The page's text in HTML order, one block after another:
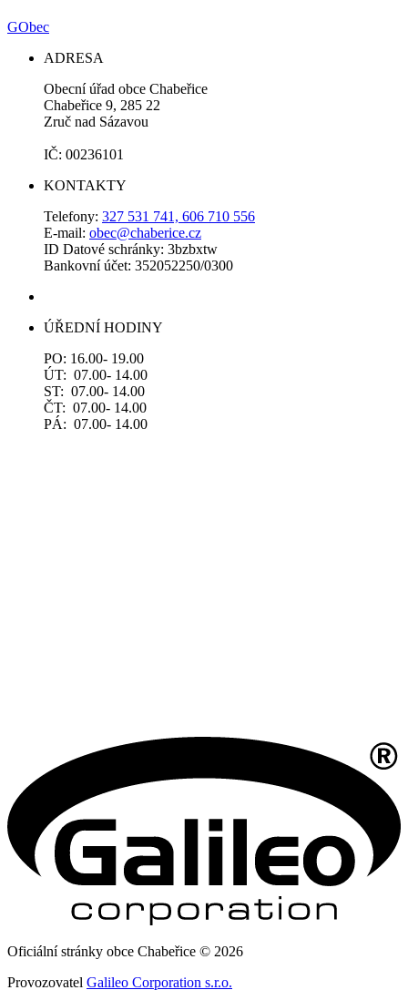
GObec
ADRESA
Obecní úřad obce Chabeřice
Chabeřice 9, 285 22
Zruč nad Sázavou
IČ: 00236101
KONTAKTY
Telefony: 327 531 741, 606 710 556
E-mail: obec@chaberice.cz
ID Datové schránky: 3bzbxtw
Bankovní účet: 352052250/0300
ÚŘEDNÍ HODINY
PO: 16.00- 19.00
ÚT: 07.00- 14.00
ST: 07.00- 14.00
ČT: 07.00- 14.00
PÁ: 07.00- 14.00
Oficiální stránky obce Chabeřice © 2026
Provozovatel Galileo Corporation s.r.o.